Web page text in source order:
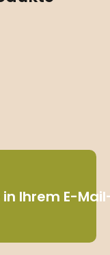
Ihrem E-